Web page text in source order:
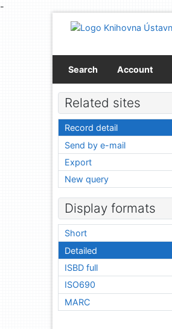
-
Go to menu
Search Account
Related sites
Record detail
Send by e-mail
Export
New query
Display formats
Short
Detailed
ISBD full
ISO690
MARC